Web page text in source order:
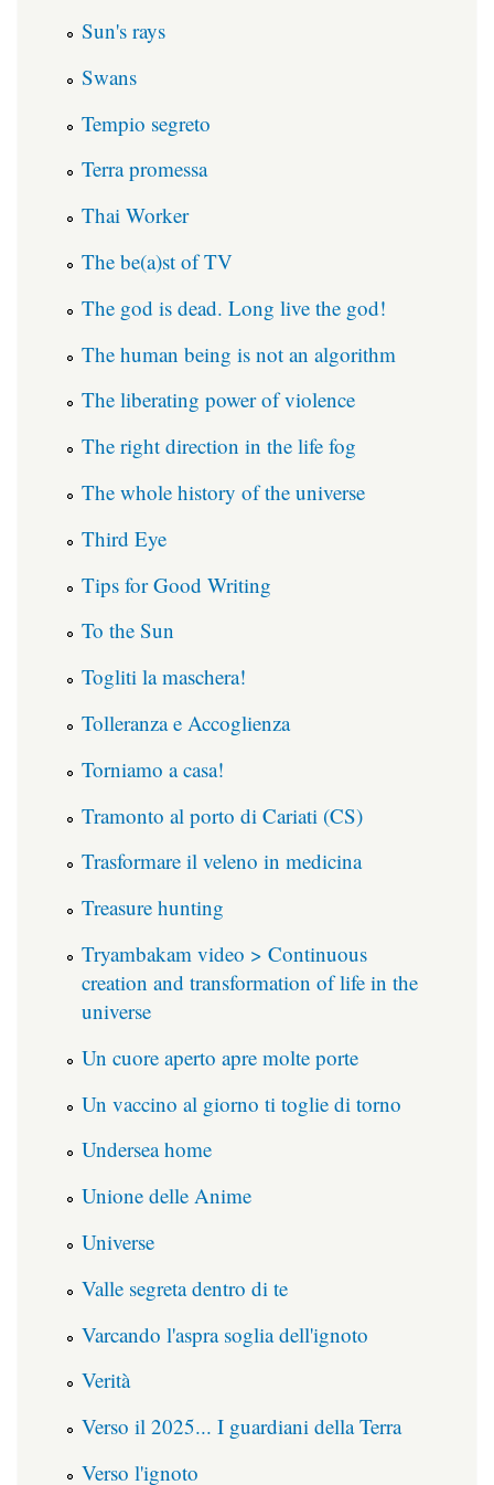
Sun's rays
Swans
Tempio segreto
Terra promessa
Thai Worker
The be(a)st of TV
The god is dead. Long live the god!
The human being is not an algorithm
The liberating power of violence
The right direction in the life fog
The whole history of the universe
Third Eye
Tips for Good Writing
To the Sun
Togliti la maschera!
Tolleranza e Accoglienza
Torniamo a casa!
Tramonto al porto di Cariati (CS)
Trasformare il veleno in medicina
Treasure hunting
Tryambakam video > Continuous
creation and transformation of life in the
universe
Un cuore aperto apre molte porte
Un vaccino al giorno ti toglie di torno
Undersea home
Unione delle Anime
Universe
Valle segreta dentro di te
Varcando l'aspra soglia dell'ignoto
Verità
Verso il 2025... I guardiani della Terra
Verso l'ignoto